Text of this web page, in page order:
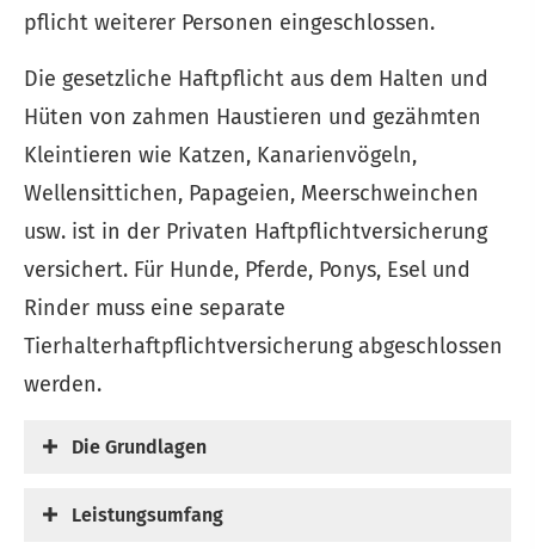
pflicht weiterer Per­sonen eingeschlossen.
Die gesetzliche Haft­pflicht aus dem Halten und
Hüten von zahmen Haustieren und gezähmten
Kleintieren wie Katzen, Kanarienvögeln,
Wellensittichen, Papageien, Meerschweinchen
usw. ist in der Privaten Haft­pflichtversicherung
versichert. Für Hunde, Pferde, Ponys, Esel und
Rinder muss eine separate
Tierhalterhaftpflichtversicherung abgeschlossen
werden.
Die Grundlagen
Leistungsumfang